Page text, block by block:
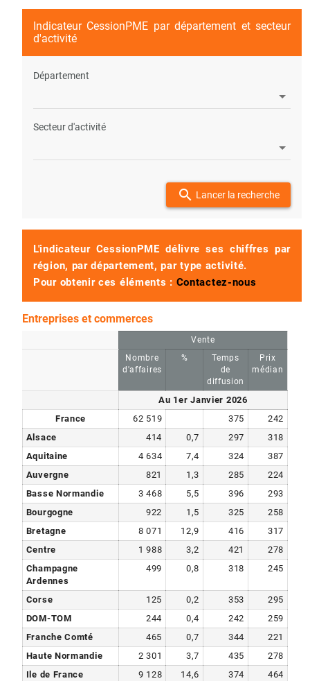
Indicateur CessionPME par département et secteur
d'activité
Département
Secteur d'activité
search Lancer la recherche
L'indicateur CessionPME délivre ses chiffres par
région, par département, par type activité.
Pour obtenir ces éléments : Contactez-nous
Entreprises et commerces
Vente
Nombre
d'affaires
%
Temps
de
diffusion
Prix
médian
Au 1er Janvier 2026
France
62 519 375
242
Alsace
414 0,7 297
318
Aquitaine
4 634 7,4 324
387
Auvergne
821 1,3 285
224
Basse Normandie
3 468 5,5 396
293
Bourgogne
922 1,5 325
258
Bretagne
8 071 12,9 416
317
Centre
1 988 3,2 421
278
Champagne
Ardennes
499 0,8 318 245
Corse 125 0,2 353
295
DOM-TOM
244 0,4 242
259
Franche Comté
465 0,7 344
221
Haute Normandie
2 301 3,7 435
278
Ile de France
9 128 14,6 374
464